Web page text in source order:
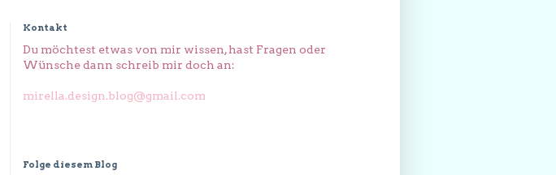
Kontakt
Du möchtest etwas von mir wissen, hast Fragen oder
Wünsche dann schreib mir doch an:
mirella.design.blog@gmail.com
Folge diesem Blog